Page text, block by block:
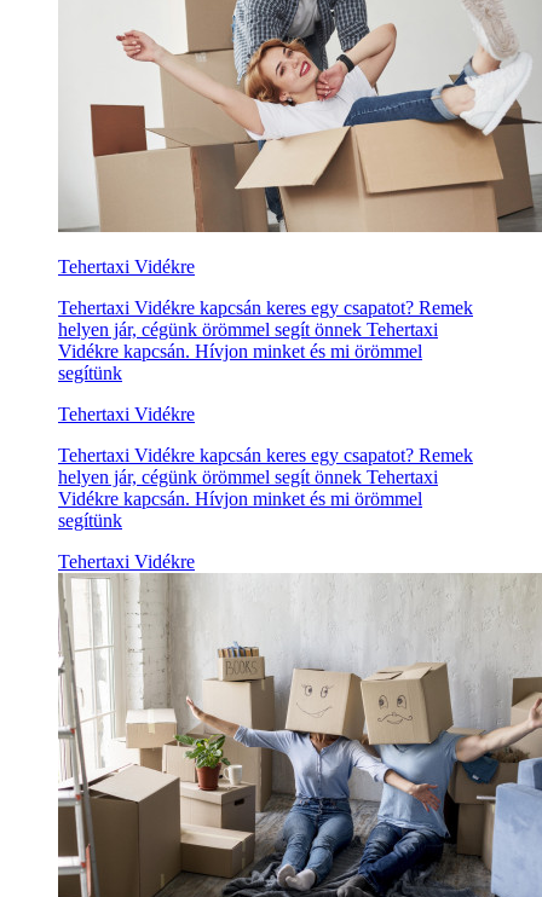
Tehertaxi Vidékre
Tehertaxi Vidékre kapcsán keres egy csapatot? Remek
helyen jár, cégünk örömmel segít önnek Tehertaxi
Vidékre kapcsán. Hívjon minket és mi örömmel
segítünk
Tehertaxi Vidékre
Tehertaxi Vidékre kapcsán keres egy csapatot? Remek
helyen jár, cégünk örömmel segít önnek Tehertaxi
Vidékre kapcsán. Hívjon minket és mi örömmel
segítünk
Tehertaxi Vidékre